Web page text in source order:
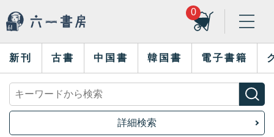
0
新刊 古書 中国書 韓国書 電子書籍
詳細検索